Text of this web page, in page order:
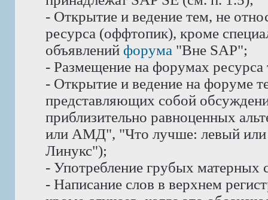
- Открытие и ведение тем, не
ресурса (оффтопик), кроме
объявлений форума "Вне SAP";
- Размещение на форумах
- Открытие и ведение на форуме
представляющих собой
приблизительно равноценных
или АМД", "Что лучше: левый или
Линукс");
- Употребление грубых матерных
- Написание слов в верхнем